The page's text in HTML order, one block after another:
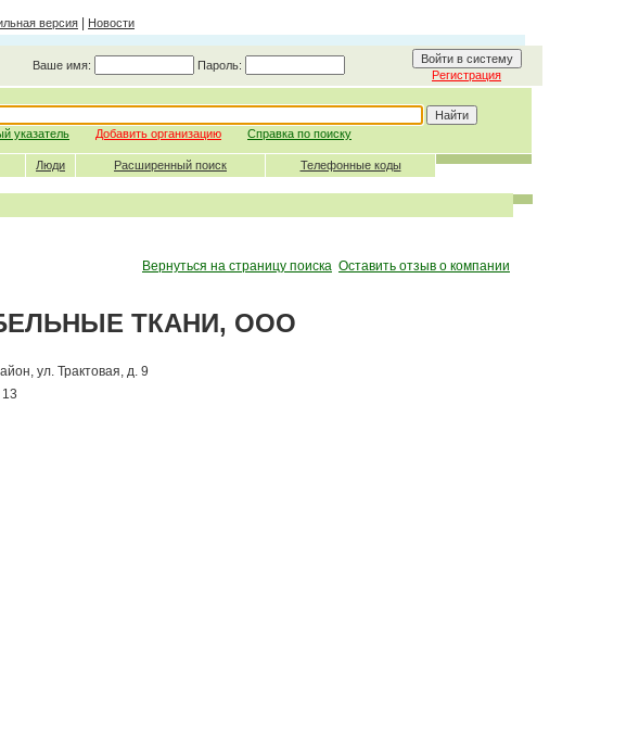
версия Новости
Ваше имя: Пароль:
Регистрация
указатель Добавить организацию Справка по поиску
Люди Расширенный поиск Телефонные коды
Вернуться на страницу поиска Оставить отзыв о компании
ТКАНИ, ООО
ул. Трактовая, д. 9
13